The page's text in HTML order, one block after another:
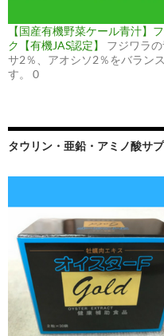
【国産有機野菜ケール青汁】
ク【有機JAS認定】
フジワラ
サ2％、アオシソ2％をバラン
す。 0
タウリン・亜鉛・アミノ酸サ